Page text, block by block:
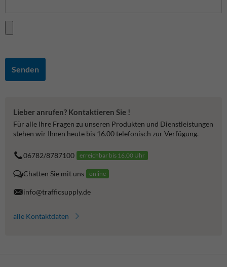
Senden
Lieber anrufen? Kontaktieren Sie !
Für alle Ihre Fragen zu unseren Produkten und Dienstleistungen
stehen wir Ihnen heute bis 16.00 telefonisch zur Verfügung.
06782/8787100 erreichbar bis 16.00 Uhr
Chatten Sie mit uns online
info@trafficsupply.de
alle Kontaktdaten